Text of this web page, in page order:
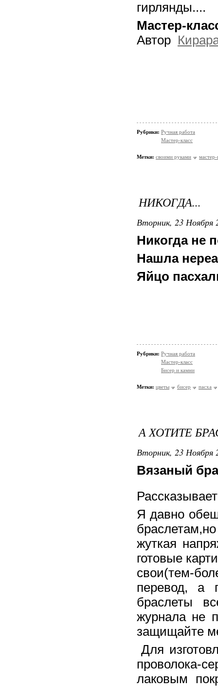
гирлянды....
Мастер-
Автор
Рубрики: Ручная работа
Мастер-класс
Метки: своими руками мастер-
НИКОГДА...
Вторник, 23 Ноября
Никогда не
Нашла
Яйцо
Рубрики: Ручная работа
Мастер-класс
Бисер и камни
Метки: цветы бисер пасха
А ХОТИТЕ
Вторник, 23 Ноября
Вязаный
Я давно
жуткая
готовые
свои(тем-
перевод, а
браслеты
журнала не
защищайте
Для
проволока-
лаковым